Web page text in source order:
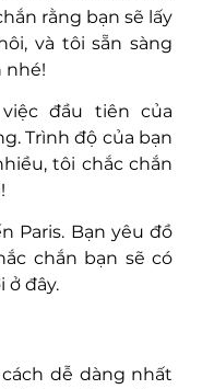
rằng bạn sẽ lấy
và tôi sẵn sàng
nhé!
đầu tiên của
Trình độ của bạn
tôi chắc chắn
Paris. Bạn yêu đồ
chắn bạn sẽ có
ở đây.
dễ dàng nhất